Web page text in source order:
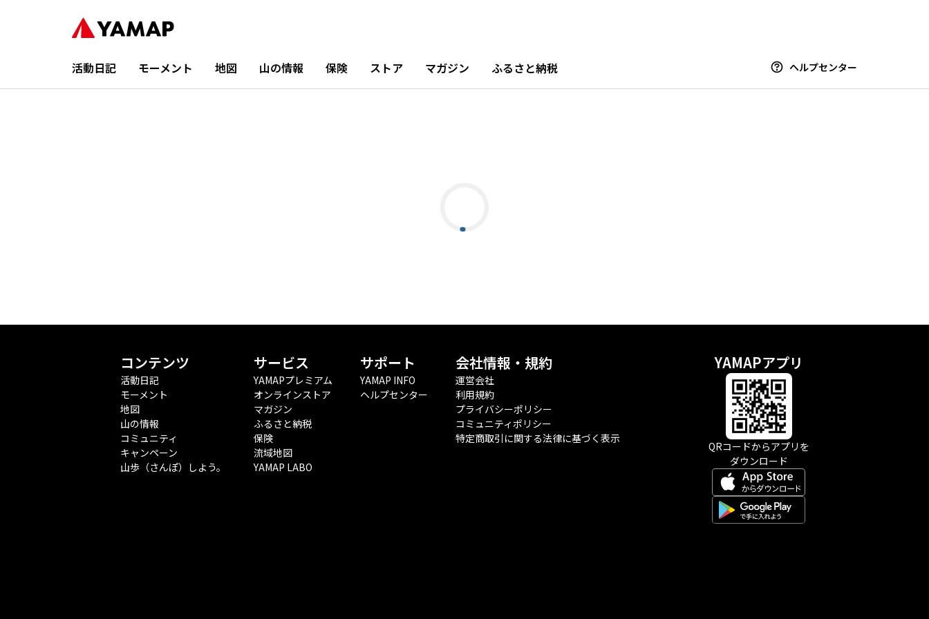
活動日記 モーメント 地図 山の情報 保険 ストア マガジン ふるさと納税 ヘルプセンター
コンテンツ
活動日記
モーメント
地図
山の情報
コミュニティ
キャンペーン
山歩（さんぽ）しよう。
サービス
YAMAPプレミアム
オンラインストア
マガジン
ふるさと納税
保険
流域地図
YAMAP LABO
サポート
YAMAP INFO
ヘルプセンター
会社情報・規約
運営会社
利用規約
プライバシーポリシー
コミュニティポリシー
特定商取引に関する法律に基づく表示
YAMAPアプリ
QRコードからアプリを
ダウンロード